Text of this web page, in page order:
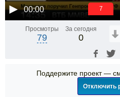
00:00 6
Просмотры
79
За сегодня
0
Поддержите проект —
Отключить